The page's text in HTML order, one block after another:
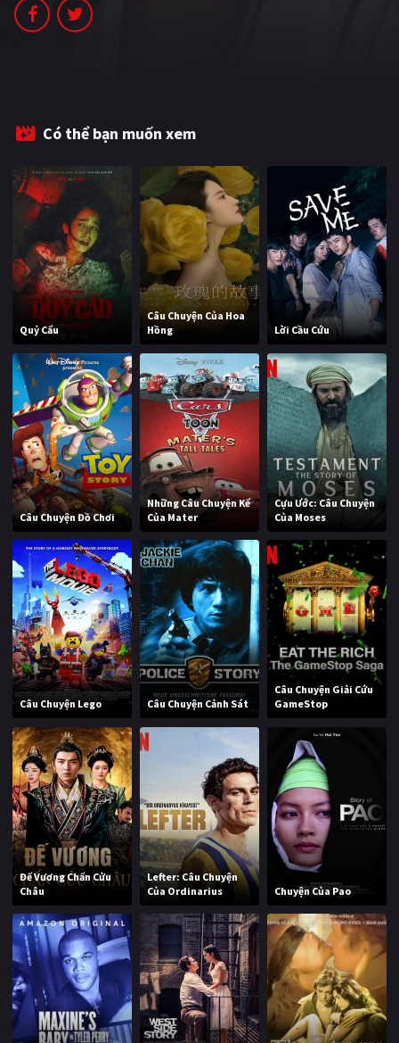
BLOG
Có thể bạn muốn xem
Quỷ Cẩu
Câu Chuyện Của Hoa
Hồng
Lời Cầu Cứu
Câu Chuyện Đồ Chơi
Những Câu Chuyện Kể
Của Mater
Cựu Ước: Câu Chuyện
Của Moses
Câu Chuyện Lego Câu Chuyện Cảnh Sát
Câu Chuyện Giải Cứu
GameStop
Đế Vương Chấn Cửu
Châu
Lefter: Câu Chuyện
Của Ordinarius
Chuyện Của Pao